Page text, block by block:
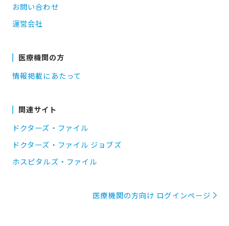
お問い合わせ
運営会社
医療機関の方
情報掲載にあたって
関連サイト
ドクターズ・ファイル
ドクターズ・ファイル ジョブズ
ホスピタルズ・ファイル
医療機関の方向け ログインページ